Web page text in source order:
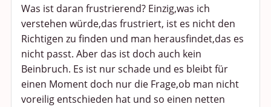
Was ist daran frustrierend? Einzig,was ich
verstehen würde,das frustriert, ist es nicht den
Richtigen zu finden und man herausfindet,das es
nicht passt. Aber das ist doch auch kein
Beinbruch. Es ist nur schade und es bleibt für
einen Moment doch nur die Frage,ob man nicht
voreilig entschieden hat und so einen netten